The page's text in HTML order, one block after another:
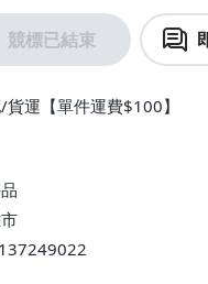
競標已結束
貨運【單件運費$100】